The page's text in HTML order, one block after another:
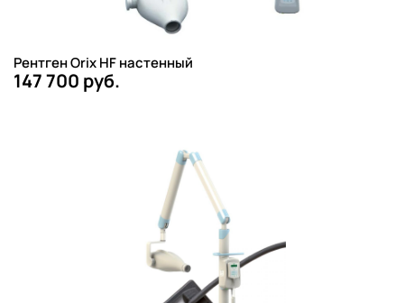
Рентген Orix HF настенный
147 700 руб.